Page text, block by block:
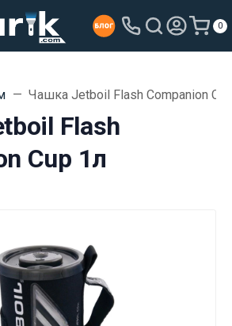
0
Чашка Jetboil Flash Companion
Flash
Cup 1л